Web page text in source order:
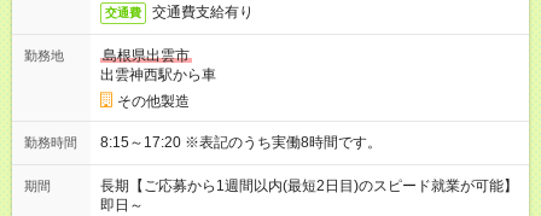
交通費 交通費支給有り
勤務地
島根県出雲市
出雲神西駅から車
その他製造
勤務時間 8:15～17:20 ※表記のうち実働8時間です。
期間
長期【ご応募から1週間以内(最短2日目)のスピード就業が可能】
即日～